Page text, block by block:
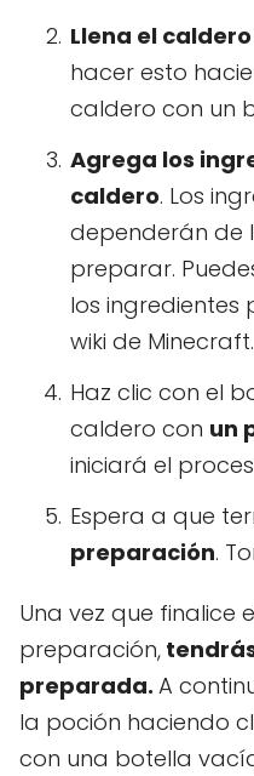
Llena el
hacer esto
caldero con un
Agrega los
caldero. Los
dependerán de
preparar.
los
wiki de Minecraft.
Haz clic con el
caldero con un
iniciará el
Espera a que
preparación.
Una vez que finalice
preparación,
preparada. A
la poción haciendo
con una botella